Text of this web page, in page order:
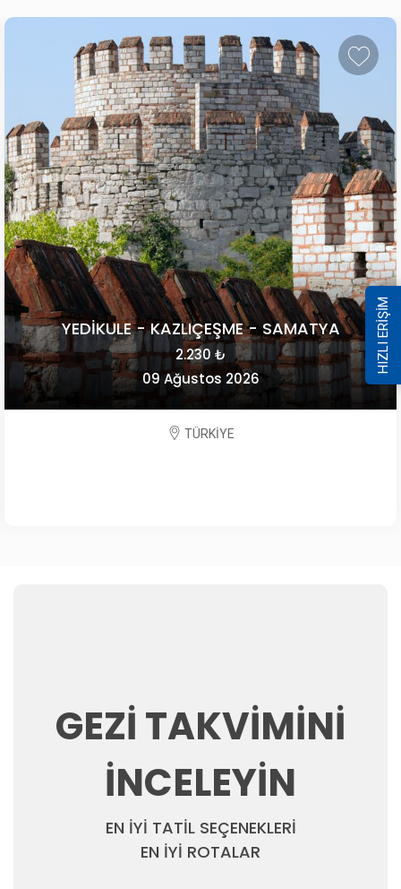
YEDİKULE - KAZLIÇEŞME - SAMATYA
2.230 ₺
09 Ağustos 2026
TÜRKİYE
GEZİ TAKVİMİNİ
İNCELEYİN
EN İYİ TATİL SEÇENEKLERİ
EN İYİ ROTALAR
HIZLI ERİŞİM